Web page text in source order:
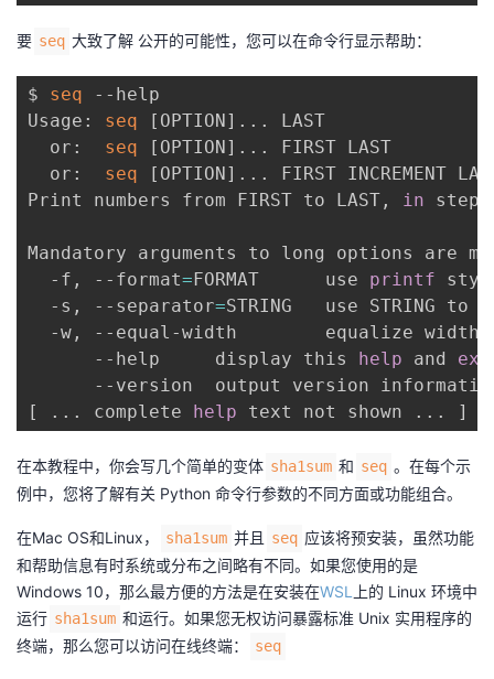
要 seq 大致了解 公开的可能性，您可以在命令行显示帮助：
$ seq --help
Usage: seq [ OPTION] .. . LAST
  or:
seq [ OPTION] .. . FIRST LAST
  or:
seq [ OPTION] .. . FIRST INCREMENT
Print numbers from FIRST to LAST, in steps
Mandatory arguments to long options are
  -f, --format
=FORMAT      use printf
  -s, --separator
=STRING   use STRING to
-w, --equal-width        equalize width
      --help     display this
help and
--version  output version
[
.. . complete help text not shown .. . ]
在本教程中，你会写几个简单的变体 sha1sum 和 seq 。在每个示
例中，您将了解有关 Python 命令行参数的不同方面或功能组合。
在Mac OS和Linux， sha1sum 并且 seq 应该将预安装，虽然功能
和帮助信息有时系统或分布之间略有不同。如果您使用的是
Windows 10，那么最方便的方法是在安装在WSL
上的 Linux 环境中
运行 sha1sum 和运行。如果您无权访问暴露标准 Unix 实用程序的
终端，那么您可以访问在线终端：
seq